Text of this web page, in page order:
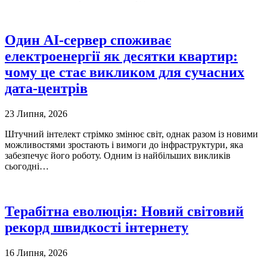
Один AI-сервер споживає
електроенергії як десятки квартир:
чому це стає викликом для сучасних
дата-центрів
23 Липня, 2026
Штучний інтелект стрімко змінює світ, однак разом із новими
можливостями зростають і вимоги до інфраструктури, яка
забезпечує його роботу. Одним із найбільших викликів
сьогодні…
Терабітна еволюція: Новий світовий
рекорд швидкості інтернету
16 Липня, 2026